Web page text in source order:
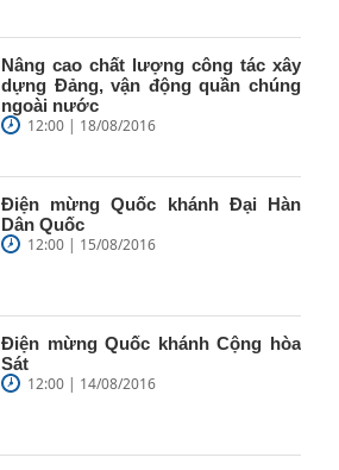
Nâng cao chất lượng công tác xây
dựng Đảng, vận động quần chúng
ngoài nước
12:00 | 18/08/2016
Điện mừng Quốc khánh Đại Hàn
Dân Quốc
12:00 | 15/08/2016
Điện mừng Quốc khánh Cộng hòa
Sát
12:00 | 14/08/2016